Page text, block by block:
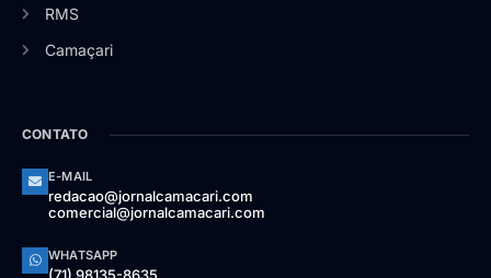
RMS
Camaçari
CONTATO
E-MAIL
redacao@jornalcamacari.com
comercial@jornalcamacari.com
WHATSAPP